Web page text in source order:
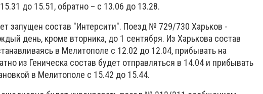
до 15.51, обратно – с 13.06 до 13.28.
запущен состав "Интерсити". Поезд № 729/730 Харьков -
день, кроме вторника, до 1 сентября. Из Харькова состав
в Мелитополе с 12.02 до 12.04, прибывать на
из Геническа состав будет отправляться в 14.04 и прибывать
в Мелитополе с 15.42 до 15.44.